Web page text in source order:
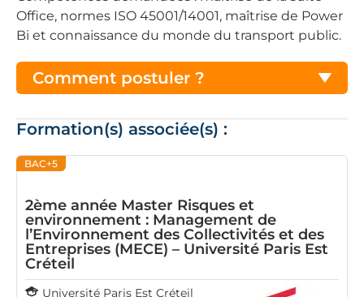
Office, normes ISO 45001/14001, maîtrise de Power
Bi et connaissance du monde du transport public.
Comment postuler ?
Formation(s) associée(s) :
BAC+5
2ème année Master Risques et
environnement : Management de
l’Environnement des Collectivités et des
Entreprises (MECE) – Université Paris Est
Créteil
Université Paris Est Créteil